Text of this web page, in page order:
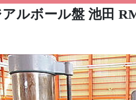
アルボール盤 池田